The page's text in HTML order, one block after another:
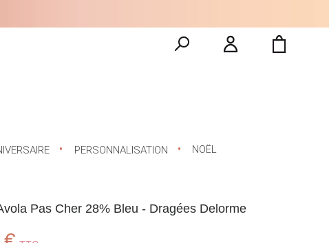
PERSONNALISATION NOËL
Pas Cher 28% Bleu - Dragées Delorme